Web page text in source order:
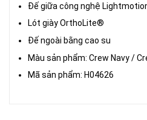
Đế giữa công nghệ
Lót giày OrthoLite®
Đế ngoài bằng cao su
Màu sản phẩm: Crew Navy /
Mã sản phẩm: H04626